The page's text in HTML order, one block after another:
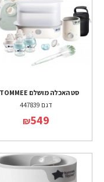
סט האכלה מושלם TOMMEE ...
דגם 447839
₪549